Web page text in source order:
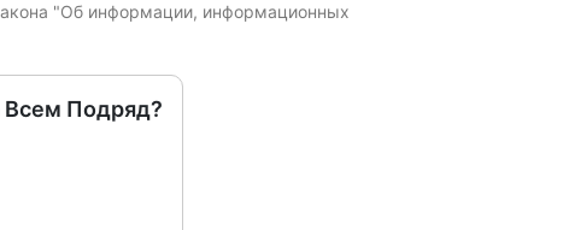
"Об информации, информационных
Всем Подряд?